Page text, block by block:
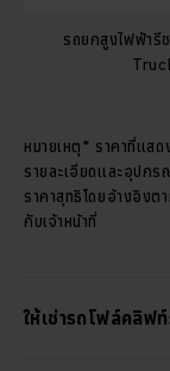
รถยกสูงไฟฟ้ารี
หมายเหตุ* ราคาที่แส
รายละเอียดและอุปก
ราคาสุทธิโดยอ้างอิงต
กับเจ้าหน้าที่
ให้เช่ารถโฟล์คลิฟ